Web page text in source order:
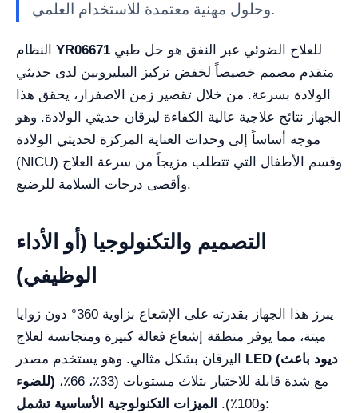
وحلول مهنية معتمدة للاستخدام العلمي.
YR06671 للعلاج الضوئي عبر النفق هو حل طبي
متقدم مصمم خصيصاً لخفض تركيز البيليروبين لدى حديثي
الولادة بسرعة. من خلال تقصير زمن الاصفرار، يحقق هذا
الجهاز نتائج علاجية عالية الكفاءة ليرقان حديثي الولادة. وهو
موجه أساساً إلى وحدات العناية المركزة لحديثي الولادة
(NICU) وقسم الأطفال التي تتطلب مزيجاً من سرعة العلاج
وأقصى درجات السلامة للرضيع.
التصميم والتكنولوجيا (أو الأداء
الوظيفي)
يبرز هذا الجهاز بقدرته على الإشعاع بزاوية 360° دون زوايا
ميتة، مما يوفر منطقة إشعاع فعالة كبيرة ومتجانسة لعلاج
LED (ديود باعث
للضوء)
و100٪).الميزات التكنولوجية الأساسية تشمل: